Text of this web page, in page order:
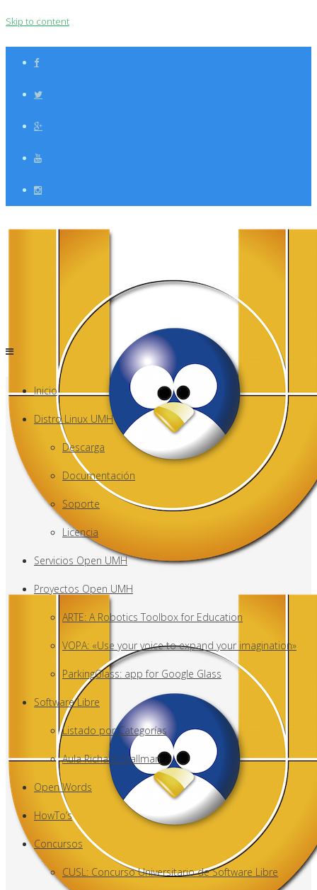
Skip to content
Inicio
Distro Linux UMH
Descarga
Documentación
Soporte
Licencia
Servicios Open UMH
Proyectos Open UMH
ARTE: A Robotics Toolbox for Education
VOPA: «Use your voice to expand your imagination»
ParkingGlass: app for Google Glass
Software Libre
Listado por Categorías
Aula Richard Stallman
Open Words
HowTo’s
Concursos
CUSL: Concurso Universitario de Software Libre